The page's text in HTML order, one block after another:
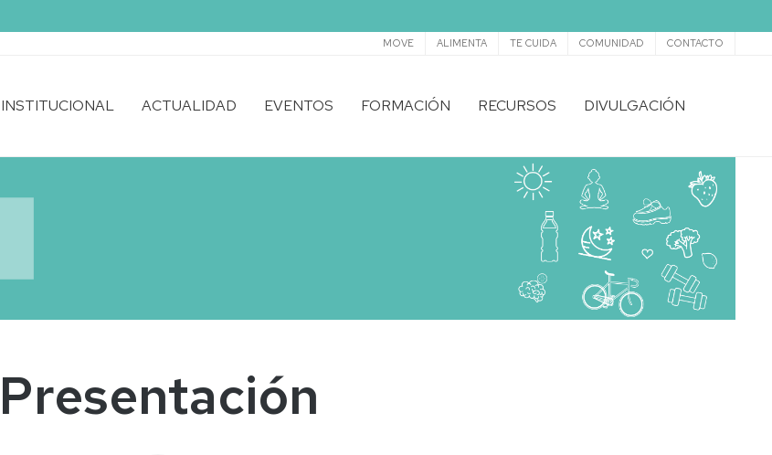
Secundario
MOVE ALIMENTA TE CUIDA COMUNIDAD CONTACTO
INSTITUCIONAL
es
Transparencia
ACTUALIDAD EVENTOS FORMACIÓN RECURSOS DIVULGACIÓN
Presentación